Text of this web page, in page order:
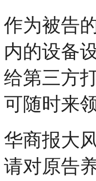
作为被告
内的设备
给第三方
可随时来
华商报大
请对原告